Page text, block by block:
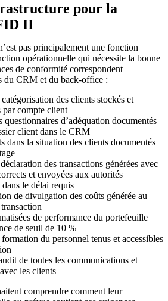
pour la
II
pas principalement une fonction
opérationnelle qui nécessite la bonne
de conformité correspondent
du CRM et du back-office :
des clients stockés et
par compte client
questionnaires d’adéquation documentés
client dans le CRM
dans la situation des clients documentés
des transactions générées avec
et envoyées aux autorités
dans le délai requis
de divulgation des coûts générée au
de performance du portefeuille
de seuil de 10 %
du personnel tenus et accessibles
de toutes les communications et
les clients
comprendre comment leur